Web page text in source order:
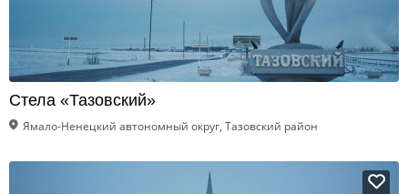
Стела «Тазовский»
Ямало-Ненецкий автономный округ, Тазовский район